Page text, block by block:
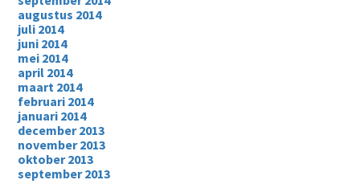
augustus 2014
juli 2014
juni 2014
mei 2014
april 2014
maart 2014
februari 2014
januari 2014
december 2013
november 2013
oktober 2013
september 2013